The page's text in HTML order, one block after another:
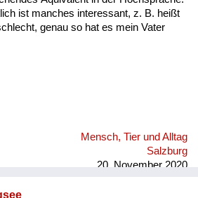
ist manches interessant, z. B. heißt
genau so hat es mein Vater
Mensch, Tier und Alltag
Salzburg
20. November 2020